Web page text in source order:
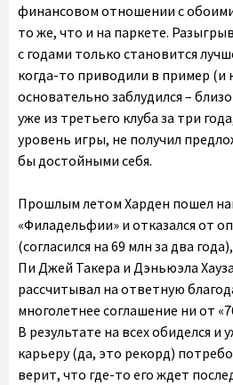
финансовом отношении с
то же, что и на паркете.
с годами только становится
когда-то приводили в пример (и
основательно заблудился –
уже из третьего клуба за три
уровень игры, не получил
бы достойными себя.
Прошлым летом Харден пошел
«Филадельфии» и отказался от
(согласился на 69 млн за два
Пи Джей Такера и Дэньюэла
рассчитывал на ответную
многолетнее соглашение ни от
В результате на всех обиделся и
карьеру (да, это рекорд)
верит, что где-то его ждет